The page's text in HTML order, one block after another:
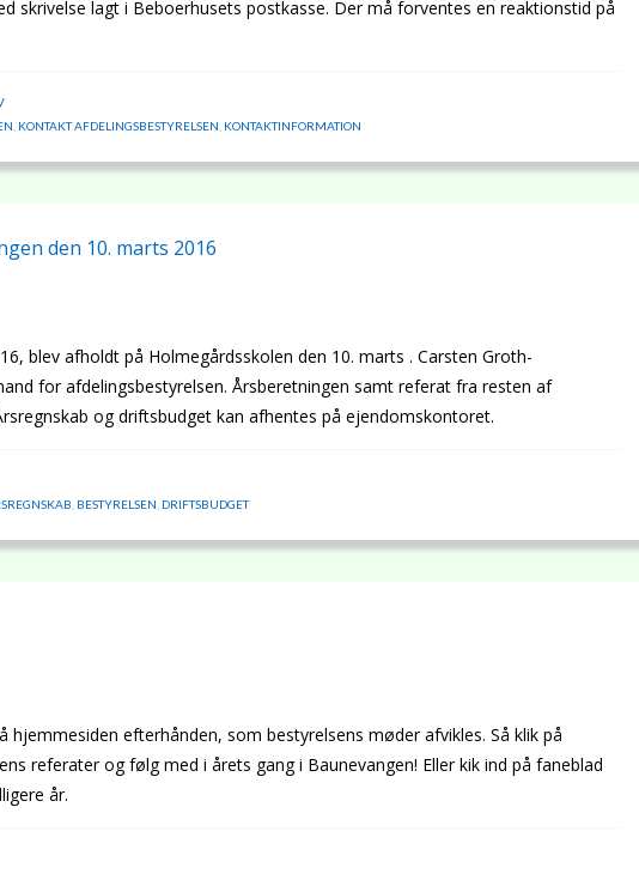
skrivelse lagt i Beboerhusets postkasse. Der må forventes en reaktionstid på
KONTAKT AFDELINGSBESTYRELSEN KONTAKTINFORMATION
den 10. marts 2016
blev afholdt på Holmegårdsskolen den 10. marts . Carsten Groth-
for afdelingsbestyrelsen. Årsberetningen samt referat fra resten af
og driftsbudget kan afhentes på ejendomskontoret.
BESTYRELSEN DRIFTSBUDGET
efterhånden, som bestyrelsens møder afvikles. Så klik på
referater og følg med i årets gang i Baunevangen! Eller kik ind på faneblad
år.